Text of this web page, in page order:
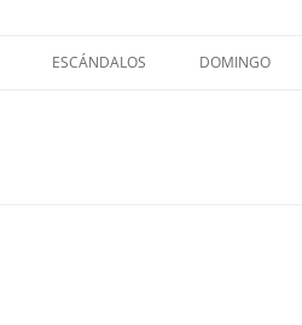
ESCÁNDALOS DOMINGO